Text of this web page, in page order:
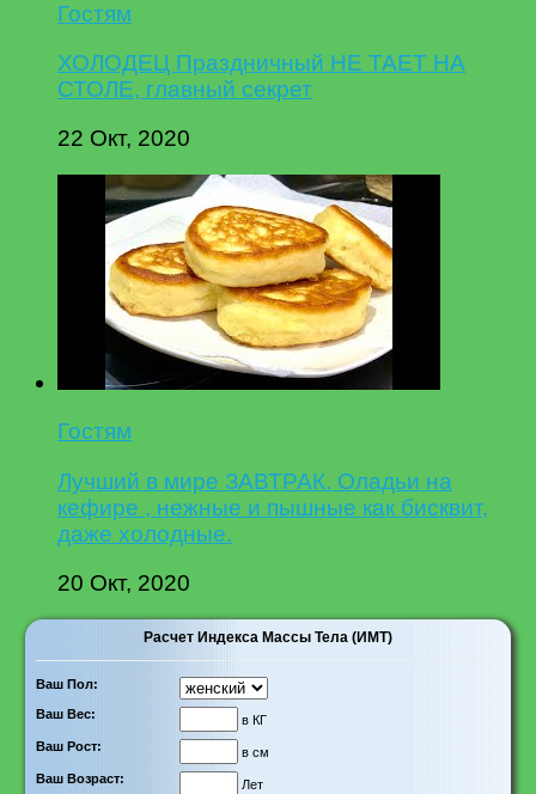
Гостям
ХОЛОДЕЦ Праздничный НЕ ТАЕТ НА
СТОЛЕ, главный секрет
22 Окт, 2020
Гостям
Лучший в мире ЗАВТРАК. Оладьи на
кефире , нежные и пышные как бисквит,
даже холодные.
20 Окт, 2020
Расчет Индекса Массы Тела (ИМТ)
Ваш Пол:
Ваш Вес:
в КГ
Ваш Рост:
в см
Ваш Возраст:
Лет